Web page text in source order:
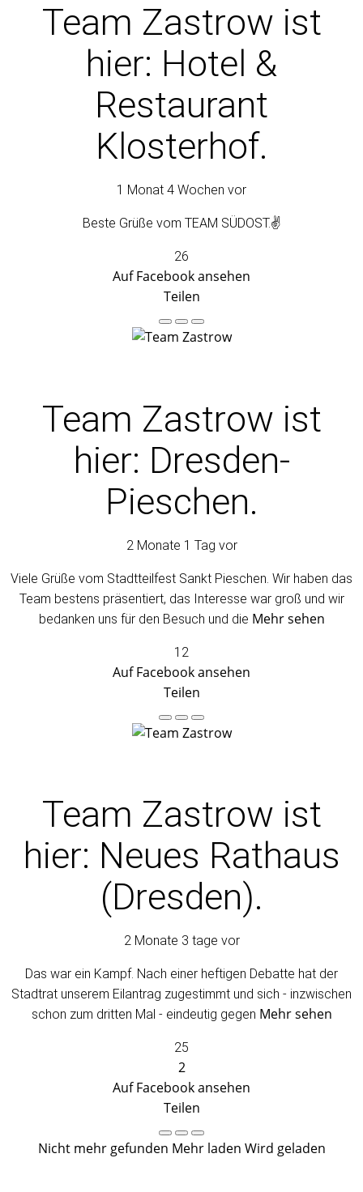
Team Zastrow ist
hier: Hotel &
Restaurant
Klosterhof.
1 Monat 4 Wochen vor
Beste Grüße vom TEAM SÜDOST.✌️
26
Auf Facebook ansehen
Teilen
Team Zastrow ist
hier: Dresden-
Pieschen.
2 Monate 1 Tag vor
Viele Grüße vom Stadtteilfest Sankt Pieschen. Wir haben das
Team bestens präsentiert, das Interesse war groß und wir
bedanken uns für den Besuch und die Mehr sehen
12
Auf Facebook ansehen
Teilen
Team Zastrow ist
hier: Neues Rathaus
(Dresden).
2 Monate 3 tage vor
Das war ein Kampf. Nach einer heftigen Debatte hat der
Stadtrat unserem Eilantrag zugestimmt und sich - inzwischen
schon zum dritten Mal - eindeutig gegen Mehr sehen
25
2
Auf Facebook ansehen
Teilen
Nicht mehr gefunden Mehr laden Wird geladen